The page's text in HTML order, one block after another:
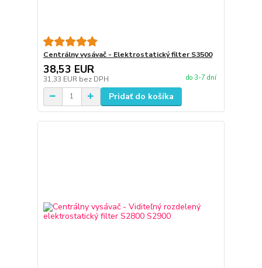
Centrálny vysávač - Elektrostatický filter S3500
38,53 EUR
31,33 EUR bez DPH do 3-7 dní
Pridať do košíka